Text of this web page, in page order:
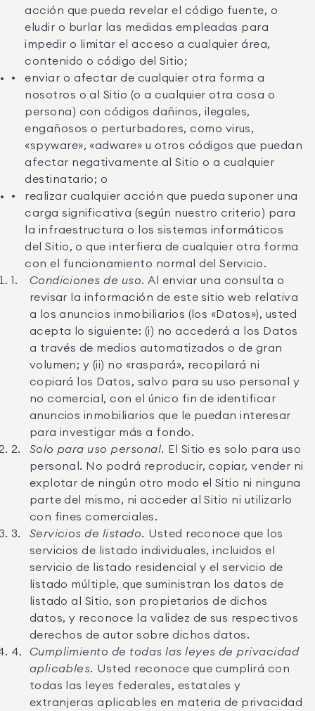
acción que pueda revelar el código fuente, o
eludir o burlar las medidas empleadas para
impedir o limitar el acceso a cualquier área,
contenido o código del Sitio;
enviar o afectar de cualquier otra forma a
nosotros o al Sitio (o a cualquier otra cosa o
persona) con códigos dañinos, ilegales,
engañosos o perturbadores, como virus,
«spyware», «adware» u otros códigos que puedan
afectar negativamente al Sitio o a cualquier
destinatario; o
realizar cualquier acción que pueda suponer una
carga significativa (según nuestro criterio) para
la infraestructura o los sistemas informáticos
del Sitio, o que interfiera de cualquier otra forma
con el funcionamiento normal del Servicio.
Condiciones de uso. Al enviar una consulta o
revisar la información de este sitio web relativa
a los anuncios inmobiliarios (los «Datos»), usted
acepta lo siguiente: (i) no accederá a los Datos
a través de medios automatizados o de gran
volumen; y (ii) no «raspará», recopilará ni
copiará los Datos, salvo para su uso personal y
no comercial, con el único fin de identificar
anuncios inmobiliarios que le puedan interesar
para investigar más a fondo.
Solo para uso personal.
El Sitio es solo para uso
personal. No podrá reproducir, copiar, vender ni
explotar de ningún otro modo el Sitio ni ninguna
parte del mismo, ni acceder al Sitio ni utilizarlo
con fines comerciales.
Servicios de listado. Usted reconoce que los
servicios de listado individuales, incluidos el
servicio de listado residencial y el servicio de
listado múltiple, que suministran los datos de
listado al Sitio, son propietarios de dichos
datos, y reconoce la validez de sus respectivos
derechos de autor sobre dichos datos.
Cumplimiento de todas las leyes de privacidad
aplicables. Usted reconoce que cumplirá con
todas las leyes federales, estatales y
extranjeras aplicables en materia de privacidad